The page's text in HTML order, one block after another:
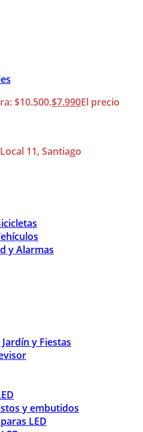
$10.500.$7.990El precio
11, Santiago
y Alarmas
y Fiestas
y embutidos
LED